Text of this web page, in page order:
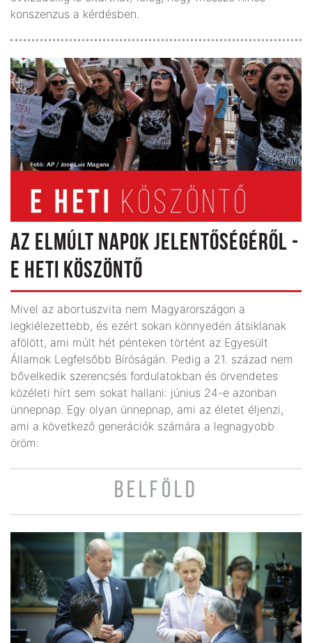
konszenzus a kérdésben.
AZ ELMÚLT NAPOK JELENTŐSÉGÉRŐL -
E HETI KÖSZÖNTŐ
Mivel az abortuszvita nem Magyarországon a
legkiélezettebb, és ezért sokan könnyedén átsiklanak
afölött, ami múlt hét pénteken történt az Egyesült
Államok Legfelsőbb Bíróságán. Pedig a 21. század nem
bővelkedik szerencsés fordulatokban és örvendetes
közéleti hírt sem sokat hallani: június 24-e azonban
ünnepnap. Egy olyan ünnepnap, ami az életet éljenzi,
ami a következő generációk számára a legnagyobb
öröm:
BELFÖLD